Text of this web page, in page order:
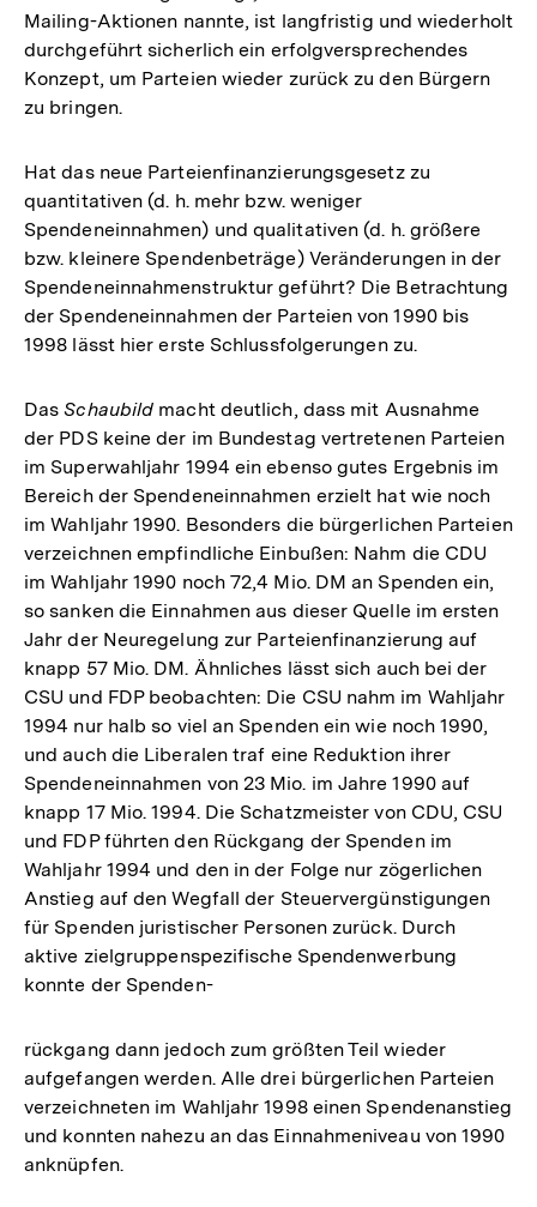
Mailing-Aktionen nannte, ist langfristig und wiederholt
durchgeführt sicherlich ein erfolgversprechendes
Konzept, um Parteien wieder zurück zu den Bürgern
zu bringen.
Hat das neue Parteienfinanzierungsgesetz zu
quantitativen (d. h. mehr bzw. weniger
Spendeneinnahmen) und qualitativen (d. h. größere
bzw. kleinere Spendenbeträge) Veränderungen in der
Spendeneinnahmenstruktur geführt? Die Betrachtung
der Spendeneinnahmen der Parteien von 1990 bis
1998 lässt hier erste Schlussfolgerungen zu.
DasSchaubild macht deutlich, dass mit Ausnahme
der PDS keine der im Bundestag vertretenen Parteien
im Superwahljahr 1994 ein ebenso gutes Ergebnis im
Bereich der Spendeneinnahmen erzielt hat wie noch
im Wahljahr 1990. Besonders die bürgerlichen Parteien
verzeichnen empfindliche Einbußen: Nahm die CDU
im Wahljahr 1990 noch 72,4 Mio. DM an Spenden ein,
so sanken die Einnahmen aus dieser Quelle im ersten
Jahr der Neuregelung zur Parteienfinanzierung auf
knapp 57 Mio. DM. Ähnliches lässt sich auch bei der
CSU und FDP beobachten: Die CSU nahm im Wahljahr
1994 nur halb so viel an Spenden ein wie noch 1990,
und auch die Liberalen traf eine Reduktion ihrer
Spendeneinnahmen von 23 Mio. im Jahre 1990 auf
knapp 17 Mio. 1994. Die Schatzmeister von CDU, CSU
und FDP führten den Rückgang der Spenden im
Wahljahr 1994 und den in der Folge nur zögerlichen
Anstieg auf den Wegfall der Steuervergünstigungen
für Spenden juristischer Personen zurück. Durch
aktive zielgruppenspezifische Spendenwerbung
konnte der Spenden-
rückgang dann jedoch zum größten Teil wieder
aufgefangen werden. Alle drei bürgerlichen Parteien
verzeichneten im Wahljahr 1998 einen Spendenanstieg
und konnten nahezu an das Einnahmeniveau von 1990
anknüpfen.